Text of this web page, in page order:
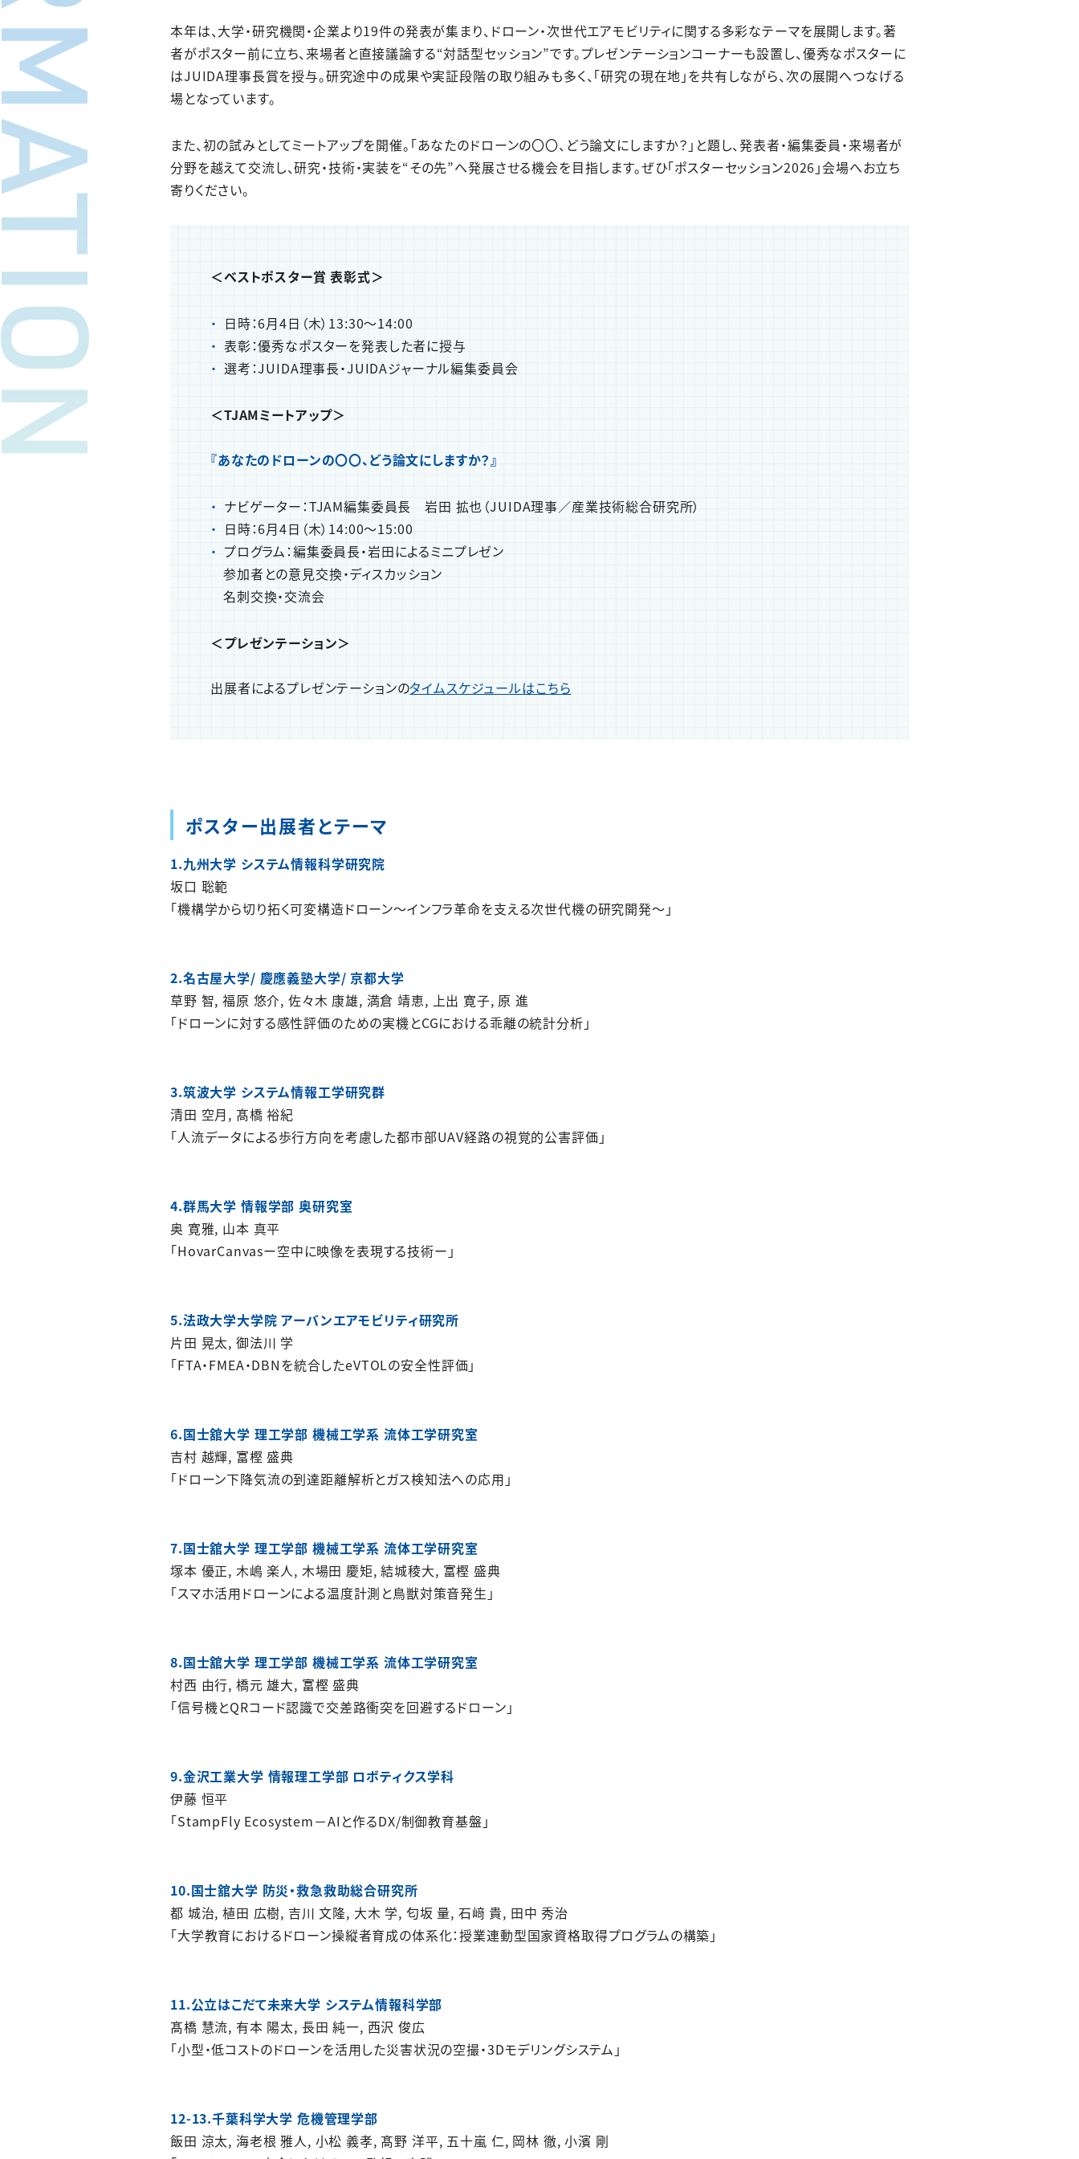
本年は、大学・研究機関・企業より19件の発表が集まり、ドローン・次世代エアモビリティに関する多彩なテーマを展開します。著
者がポスター前に立ち、来場者と直接議論する“対話型セッション”です。プレゼンテーションコーナーも設置し、優秀なポスターに
はJUIDA理事長賞を授与。研究途中の成果や実証段階の取り組みも多く、「研究の現在地」を共有しながら、次の展開へつなげる
場となっています。
また、初の試みとしてミートアップを開催。「あなたのドローンの〇〇、どう論文にしますか？」と題し、発表者・編集委員・来場者が
分野を越えて交流し、研究・技術・実装を“その先”へ発展させる機会を目指します。ぜひ「ポスターセッション2026」会場へお立ち
寄りください。
＜ベストポスター賞 表彰式＞
日時：6月4日（木）13:30～14:00
表彰：優秀なポスターを発表した者に授与
選考：JUIDA理事長・JUIDAジャーナル編集委員会
＜TJAMミートアップ＞
『あなたのドローンの〇〇、どう論文にしますか？』
ナビゲーター：TJAM編集委員長 岩田 拡也（JUIDA理事／産業技術総合研究所）
日時：6月4日（木）14:00～15:00
プログラム：編集委員長・岩田によるミニプレゼン
参加者との意見交換・ディスカッション
名刺交換・交流会
＜プレゼンテーション＞
出展者によるプレゼンテーションのタイムスケジュールはこちら
ポスター出展者とテーマ
1.九州大学 システム情報科学研究院
坂口 聡範
「機構学から切り拓く可変構造ドローン～インフラ革命を支える次世代機の研究開発～」
2.名古屋大学/ 慶應義塾大学/ 京都大学
草野 智, 福原 悠介, 佐々木 康雄, 満倉 靖恵, 上出 寛子, 原 進
「ドローンに対する感性評価のための実機とCGにおける乖離の統計分析」
3.筑波大学 システム情報工学研究群
清田 空月, 髙橋 裕紀
「人流データによる歩行方向を考慮した都市部UAV経路の視覚的公害評価」
4.群馬大学 情報学部 奥研究室
奥 寛雅, 山本 真平
「HovarCanvasー空中に映像を表現する技術ー」
5.法政大学大学院 アーバンエアモビリティ研究所
片田 晃太, 御法川 学
「FTA・FMEA・DBNを統合したeVTOLの安全性評価」
6.国士舘大学 理工学部 機械工学系 流体工学研究室
吉村 越輝, 富樫 盛典
「ドローン下降気流の到達距離解析とガス検知法への応用」
7.国士舘大学 理工学部 機械工学系 流体工学研究室
塚本 優正, 木嶋 楽人, 木場田 慶矩, 結城稜大, 富樫 盛典
「スマホ活用ドローンによる温度計測と鳥獣対策音発生」
8.国士舘大学 理工学部 機械工学系 流体工学研究室
村西 由行, 橋元 雄大, 富樫 盛典
「信号機とQRコード認識で交差路衝突を回避するドローン」
9.金沢工業大学 情報理工学部 ロボティクス学科
伊藤 恒平
「StampFly Ecosystem－AIと作るDX/制御教育基盤」
10.国士舘大学 防災・救急救助総合研究所
都 城治, 植田 広樹, 吉川 文隆, 大木 学, 匂坂 量, 石﨑 貴, 田中 秀治
「大学教育におけるドローン操縦者育成の体系化：授業連動型国家資格取得プログラムの構築」
11.公立はこだて未来大学 システム情報科学部
髙橋 慧流, 有本 陽太, 長田 純一, 西沢 俊広
「小型・低コストのドローンを活用した災害状況の空撮・3Dモデリングシステム」
12-13.千葉科学大学 危機管理学部
飯田 涼太, 海老根 雅人, 小松 義孝, 髙野 洋平, 五十嵐 仁, 岡林 徹, 小濱 剛